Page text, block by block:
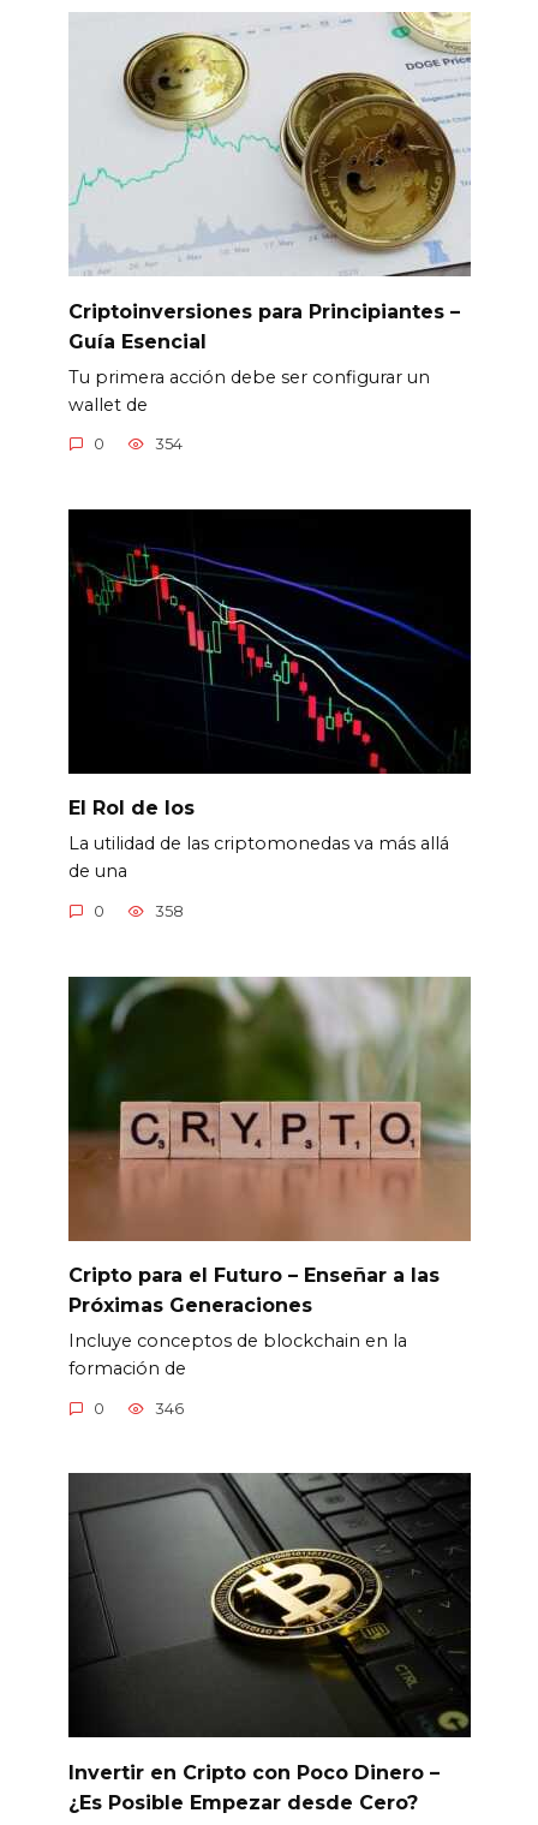
Criptoinversiones para Principiantes –
Guía Esencial
Tu primera acción debe ser configurar un
wallet de
0 354
El Rol de los
La utilidad de las criptomonedas va más allá
de una
0 358
Cripto para el Futuro – Enseñar a las
Próximas Generaciones
Incluye conceptos de blockchain en la
formación de
0 346
Invertir en Cripto con Poco Dinero –
¿Es Posible Empezar desde Cero?